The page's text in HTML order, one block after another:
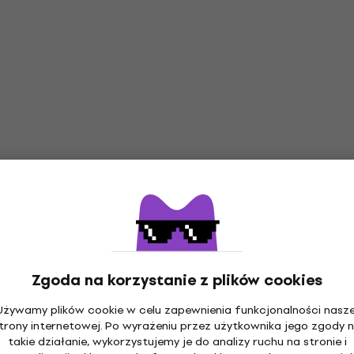
Zgoda na korzystanie z plików cookies
plików cookie w celu zapewnienia funkcjonalności
internetowej. Po wyrażeniu przez użytkownika jego zgody
takie działanie, wykorzystujemy je do analizy ruchu na stronie i